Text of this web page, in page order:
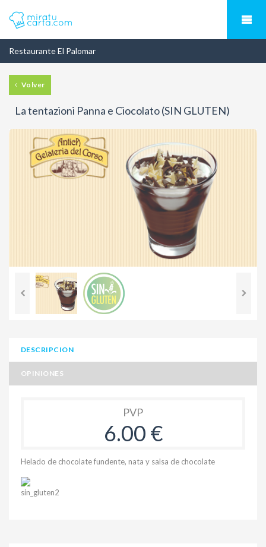
Restaurante El Palomar
Volver
La tentazioni Panna e Ciocolato (SIN GLUTEN)
DESCRIPCION
OPINIONES
PVP
6.00 €
Helado de chocolate fundente, nata y salsa de chocolate